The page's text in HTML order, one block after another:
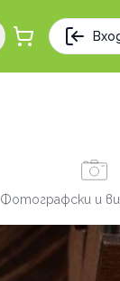
Фотографски и